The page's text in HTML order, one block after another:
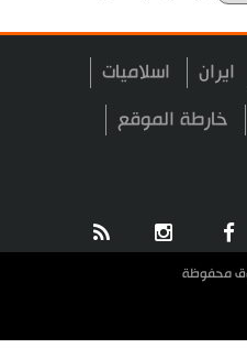
ايران اسلاميات
خارطة الموقع
محفوظة